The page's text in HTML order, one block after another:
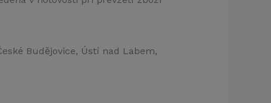
Budějovice, Ústí nad Labem,